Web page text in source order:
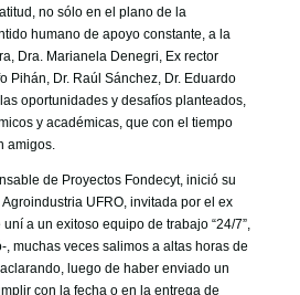
no sólo en el plano de la
humano de apoyo constante, a la
Dra. Marianela Denegri, Ex rector
Pihán, Dr. Raúl Sánchez, Dr. Eduardo
oportunidades y desafíos planteados,
y académicas, que con el tiempo
amigos.
de Proyectos Fondecyt, inició su
UFRO, invitada por el ex
a un exitoso equipo de trabajo “24/7”,
, muchas veces salimos a altas horas de
luego de haber enviado un
con la fecha o en la entrega de